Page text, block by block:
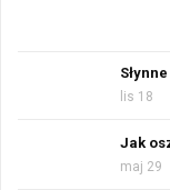
lis 18
Jak
maj 29